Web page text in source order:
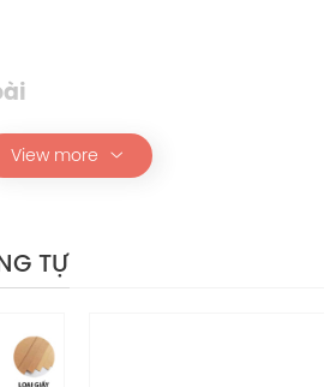
kế dạng nắp gài có khớp gấp
keo.
đẹp và đều.
nhiều kỹ thuật in, đảm bảo khả
View more
TỰ